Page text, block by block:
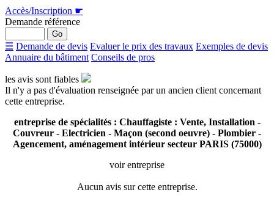
Accès/Inscription ☛
Demande référence
☰ Demande de devis Evaluer le prix des travaux Exemples de devis
Annuaire du bâtiment Conseils de pros
les avis sont fiables
Il n'y a pas d'évaluation renseignée par un ancien client concernant
cette entreprise.
entreprise de spécialités : Chauffagiste : Vente, Installation -
Couvreur - Electricien - Maçon (second oeuvre) - Plombier -
Agencement, aménagement intérieur secteur PARIS (75000)
voir entreprise
Aucun avis sur cette entreprise.